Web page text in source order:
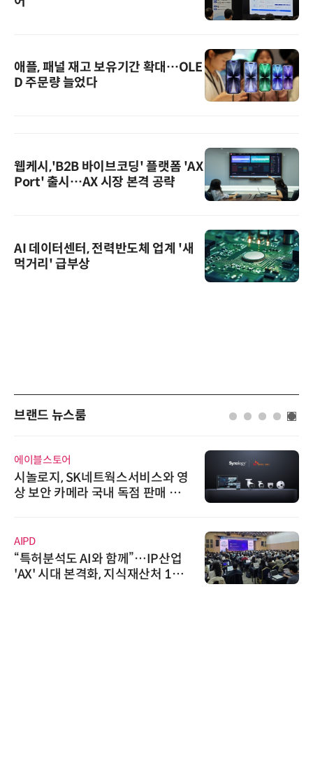
애플, 패널 재고 보유기간 확대…OLE
D 주문량 늘었다
웹케시,'B2B 바이브코딩' 플랫폼 'AX
Port' 출시…AX 시장 본격 공략
AI 데이터센터, 전력반도체 업계 '새
먹거리' 급부상
브랜드 뉴스룸
에이블스토어
시놀로지, SK네트웍스서비스와 영
상 보안 카메라 국내 독점 판매 파
AIPD
“특허분석도 AI와 함께”…IP산업
'AX' 시대 본격화, 지식재산처 1호